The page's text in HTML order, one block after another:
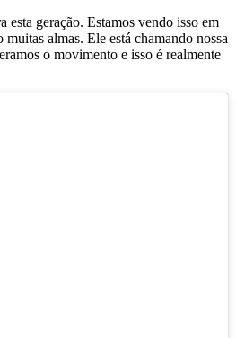
esta geração. Estamos vendo isso em
almas. Ele está chamando nossa
o movimento e isso é realmente